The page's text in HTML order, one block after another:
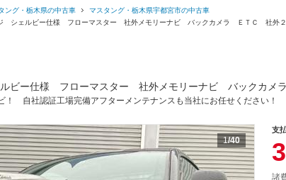
ング・栃木県の中古車
マスタング・栃木県宇都宮市の中古車
シェルビー仕様 フローマスター 社外メモリーナビ バックカメラ ＥＴＣ 社外２
ビー仕様 フローマスター 社外メモリーナビ バックカメ
！ 自社認証工場完備アフターメンテナンスも当社にお任せください！
1/40
支
諸